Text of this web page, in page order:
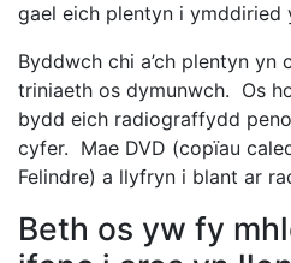
gael eich plentyn i ymddiried
Byddwch chi a’ch plentyn yn
triniaeth os dymunwch. Os
bydd eich radiograffydd
cyfer. Mae DVD (copïau
Felindre) a llyfryn i blant ar
Beth os yw fy